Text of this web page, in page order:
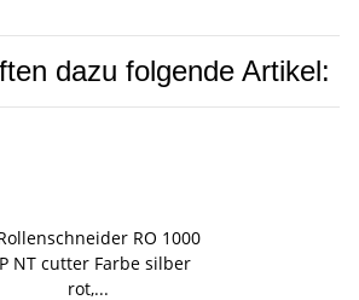
dazu folgende Artikel: